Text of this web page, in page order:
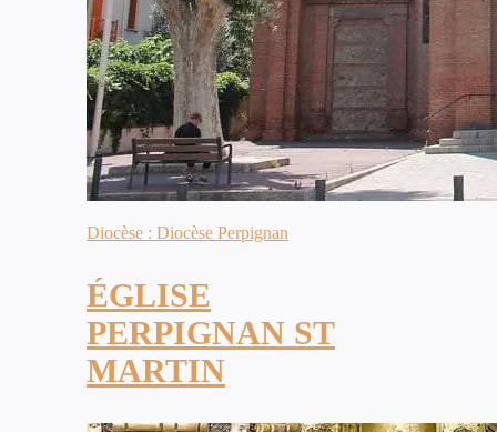
Diocèse : Diocèse Perpignan
ÉGLISE
PERPIGNAN ST
MARTIN